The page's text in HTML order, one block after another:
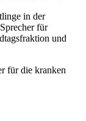
in der
für
und
für die kranken